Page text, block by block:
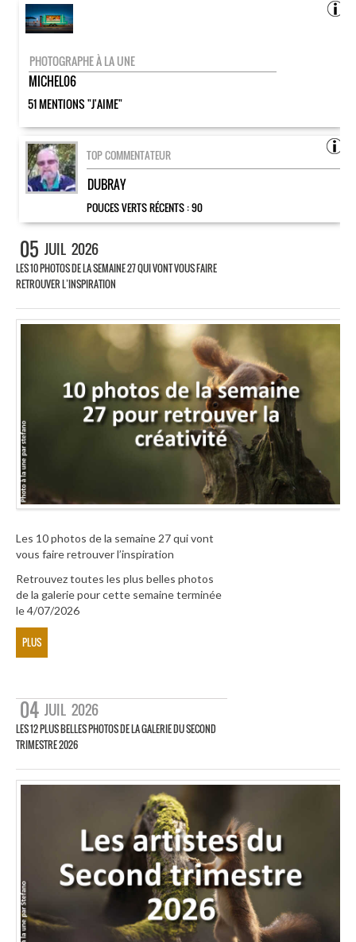
PHOTOGRAPHE À LA UNE
MICHEL06
51 MENTIONS "J'AIME"
TOP COMMENTATEUR
DUBRAY
POUCES VERTS RÉCENTS :90
05 JUIL 2026
LES 10 PHOTOS DE LA SEMAINE 27 QUI VONT VOUS FAIRE
RETROUVER L’INSPIRATION
Les 10 photos de la semaine 27 qui vont
vous faire retrouver l’inspiration
Retrouvez toutes les plus belles photos
de la galerie pour cette semaine terminée
le 4/07/2026
PLUS
04 JUIL 2026
LES 12 PLUS BELLES PHOTOS DE LA GALERIE DU SECOND
TRIMESTRE 2026